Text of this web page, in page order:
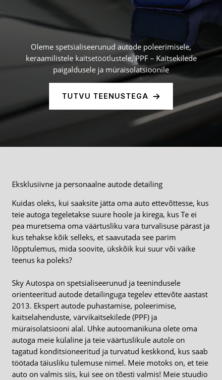
Oleme spetsialiseerunud autode poleerimisele,
keraamilistele kaitsetöötlustele, PPF – Kaitsekilede
paigaldusele ja müraisolatsioonile
TUTVU TEENUSTEGA
Eksklusiivne ja personaalne autode detailing
Kuidas oleks, kui saaksite jätta oma auto ettevõttesse, kus
teie autoga tegeletakse suure hoole ja kirega, kus Te ei
pea muretsema oma väärtusliku vara turvalisuse pärast ja
kus tehakse kõik selleks, et saavutada see parim
lõpptulemus, mida soovite, ükskõik kui suur või väike
teenus ka poleks?
Sky Autospa on spetsialiseerunud ja teenindusele
orienteeritud autode detailinguga tegelev ettevõte aastast
2013. Ekspert autode puhastamise, poleerimise,
kaitselahenduste, värvikaitsekilede (PPF) ja
müraisolatsiooni alal. Uhke autoomanikuna olete oma
autoga meie külaline ja teie väärtuslikule autole on
tagatud konditsioneeritud ja turvatud keskkond, kus saab
töötada täiusliku tulemuse nimel. Meie motoks on, et teie
auto on valmis siis, kui see on tõesti valmis! Meie stuudio